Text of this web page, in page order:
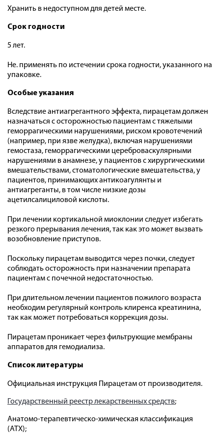
Хранить в недоступном для детей месте.
Срок годности
5 лет.
Не. применять по истечении срока годности, указанного на
упаковке.
Особые указания
Вследствие антиагрегантного эффекта, пирацетам должен
назначаться с осторожностью пациентам с тяжелыми
геморрагическими нарушениями, риском кровотечений
(например, при язве желудка), включая нарушениями
гемостаза, геморрагическими цереброваскулярными
нарушениями в анамнезе, у пациентов с хирургическими
вмешательствами, стоматологические вмешательства, у
пациентов, принимающих антикоагулянты и
антиагреганты, в том числе низкие дозы
ацетилсалициловой кислоты.
При лечении кортикальной миоклонии следует избегать
резкого прерывания лечения, так как это может вызвать
возобновление приступов.
Поскольку пирацетам выводится через почки, следует
соблюдать осторожность при назначении препарата
пациентам с почечной недостаточностью.
При длительном лечении пациентов пожилого возраста
необходим регулярный контроль клиренса креатинина,
так как может потребоваться коррекция дозы.
Пирацетам проникает через фильтрующие мембраны
аппаратов для гемодиализа.
Список литературы
Официальная инструкция Пирацетам от производителя.
Государственный реестр лекарственных средств;
Анатомо-терапевтическо-химическая классификация
(ATX);